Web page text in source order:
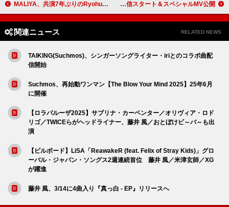
MALIYA、共演7年ぶりのRyohu迎えた「Private」リミックスを発表 Aqua Timez × 『BLEACH』、書き下ろし新曲「OLDROSE」配信スタート＆スペシャルMV公開
関連ニュース RELATED NEWS
TAIKING(Suchmos)、シンガーソングライター・iriとのコラボ曲配
信開始
Suchmos、再始動ワンマン【The Blow Your Mind 2025】25年6月
に開催
【ロラパルーザ2025】サブリナ・カーペンター／オリヴィア・ロド
リゴ／TWICEらがヘッドライナー、藤井 風／おとぼけビ～バ～も出
演
【ビルボード】LiSA「ReawakeR (feat. Felix of Stray Kids)」グロ
ーバル・ジャパン・ソングス2週連続首位 藤井 風／米津玄師／XG
が躍進
藤井 風、3/14に4曲入り『真っ白 - EP』リリースへ